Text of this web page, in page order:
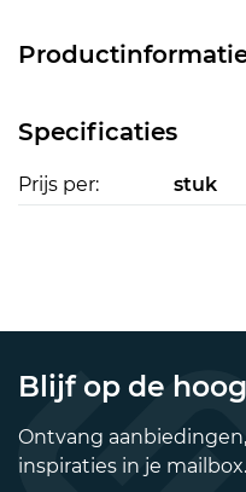
Specificaties
Prijs per: stuk
Blijf op de
Ontvang
inspiraties in je mailbox.